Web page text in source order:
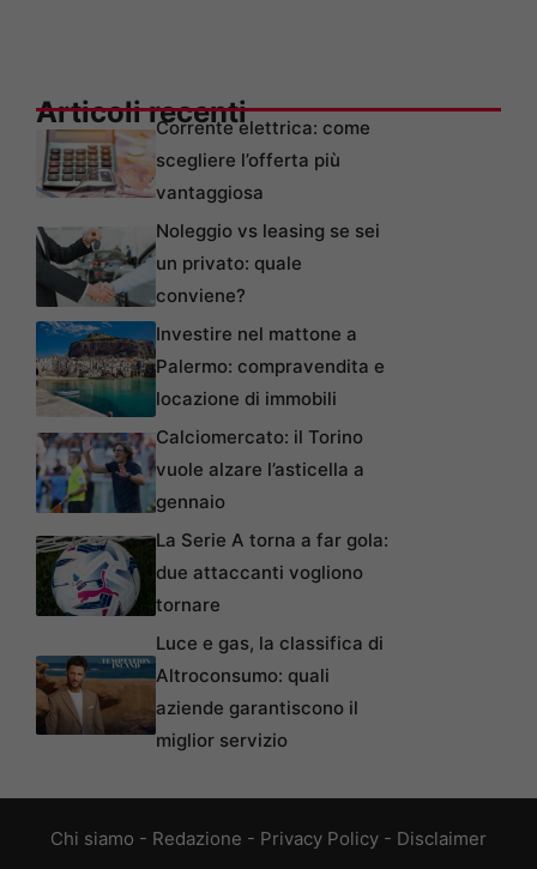
Articoli recentiCorrente elettrica: come
scegliere l’offerta più
vantaggiosa
Noleggio vs leasing se sei
un privato: quale
conviene?
Investire nel mattone a
Palermo: compravendita e
locazione di immobili
Calciomercato: il Torino
vuole alzare l’asticella a
gennaio
La Serie A torna a far gola:
due attaccanti vogliono
tornare
Luce e gas, la classifica di
Altroconsumo: quali
aziende garantiscono il
miglior servizio
Chi siamo - Redazione - Privacy Policy - Disclaimer